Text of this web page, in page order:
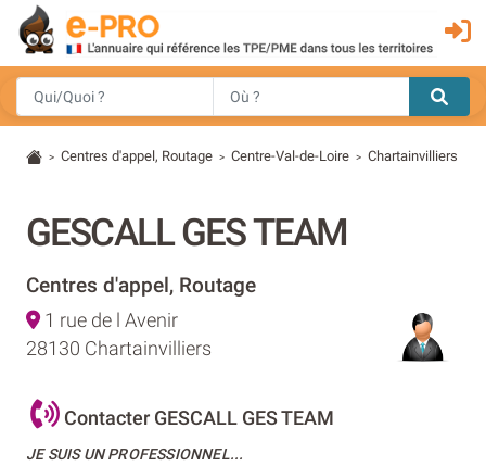
> Centres d'appel, Routage > Centre-Val-de-Loire > Chartainvilliers
GESCALL GES TEAM
Centres d'appel, Routage
1 rue de l Avenir
28130 Chartainvilliers
Contacter GESCALL GES TEAM
JE SUIS UN PROFESSIONNEL...